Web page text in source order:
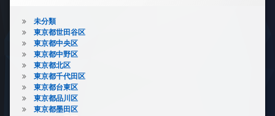
未分類
東京都世田谷区
東京都中央区
東京都中野区
東京都北区
東京都千代田区
東京都台東区
東京都品川区
東京都墨田区